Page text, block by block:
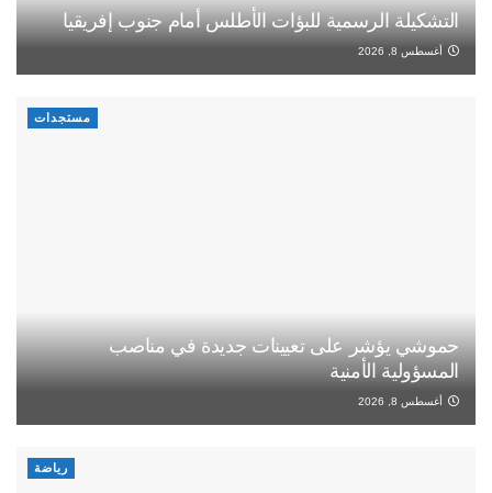
التشكيلة الرسمية للبؤات الأطلس أمام جنوب إفريقيا
أغسطس 8, 2026
مستجدات
حموشي يؤشر على تعيينات جديدة في مناصب
المسؤولية الأمنية
أغسطس 8, 2026
رياضة